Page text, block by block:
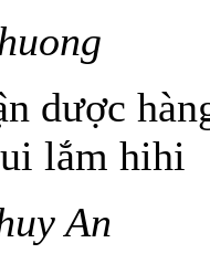
dược
lắm hihi
An